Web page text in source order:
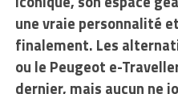
une vraie personnalité
finalement. Les
ou le Peugeot e-
dernier, mais aucun ne